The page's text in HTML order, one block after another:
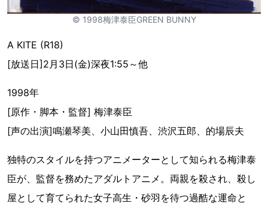
© 1998梅津泰臣GREEN BUNNY
A KITE (R18)
[放送日]2月3日(金)深夜1:55～他
1998年
[原作・脚本・監督] 梅津泰臣
[声の出演]鳴瀬琴美、小山田慎吾、渋沢五郎、的場辰夫
独特のスタイルを持つアニメーターとして知られる梅津泰
臣が、監督を務めたアダルトアニメ。両親を殺され、殺し
屋として育てられた女子高生・砂羽を待つ過酷な運命と